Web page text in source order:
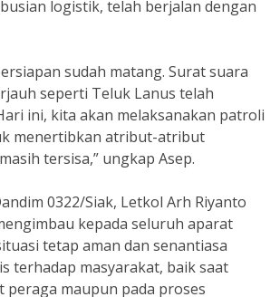
logistik, telah berjalan dengan
sudah matang. Surat suara
seperti Teluk Lanus telah
ini, kita akan melaksanakan patroli
menertibkan atribut-atribut
tersisa,” ungkap Asep.
0322/Siak, Letkol Arh Riyanto
kepada seluruh aparat
tetap aman dan senantiasa
terhadap masyarakat, baik saat
peraga maupun pada proses